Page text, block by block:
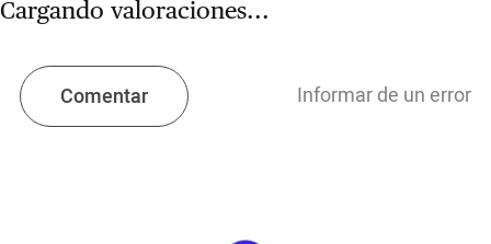
Cargando valoraciones...
Comentar Informar de un error